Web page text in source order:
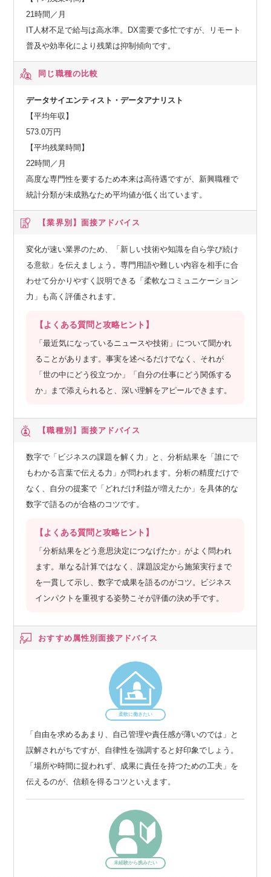
21時間／月
IT人材不足で給与は高水準。DX需要で多忙ですが、リモート
普及や効率化により残業は抑制傾向です。
同じ職種の比較
データサイエンティスト・データアナリスト
【平均年収】
573.0万円
【平均残業時間】
22時間／月
高度な専門性を要するため本来は高待遇ですが、新興職種で
統計分類が未成熟なため平均値が低く出ています。
【業界別】 面接アドバイス
変化が速い業界のため、「新しい技術や知識を自ら学び続け
る意欲」を伝えましょう。専門用語や難しい内容を相手に合
わせて分かりやすく説明できる「柔軟なコミュニケーション
力」も高く評価されます。
【よくある質問と攻略ヒント】
「最近気になっているニュースや技術」について聞かれ
ることがあります。事実を述べるだけでなく、それが
「世の中にどう役立つか」「自分の仕事にどう関係する
か」まで添えられると、深い理解をアピールできます。
【職種別】 面接アドバイス
数字で「ビジネスの課題を解く力」と、分析結果を「誰にで
もわかる言葉で伝える力」が問われます。分析の精度だけで
なく、自分の提案で「どれだけ利益が増えたか」を具体的な
数字で語るのが合格のコツです。
【よくある質問と攻略ヒント】
「分析結果をどう意思決定につなげたか」がよく問われ
ます。単なる計算ではなく、課題設定から施策実行まで
を一貫して示し、数字で成果を語るのがコツ。ビジネス
インパクトを重視する姿勢こそが評価の決め手です。
おすすめ属性別面接アドバイス
柔軟に働きたい
「自由を求めるあまり、自己管理や責任感が薄いのでは」と
誤解されがちですが、自律性を強調すると好印象でしょう。
「場所や時間に捉われず、成果に責任を持つための工夫」を
伝えるのが、信頼を得るコツといえます。
未経験から挑みたい